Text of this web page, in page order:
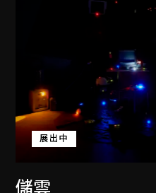
儲雲
展出中